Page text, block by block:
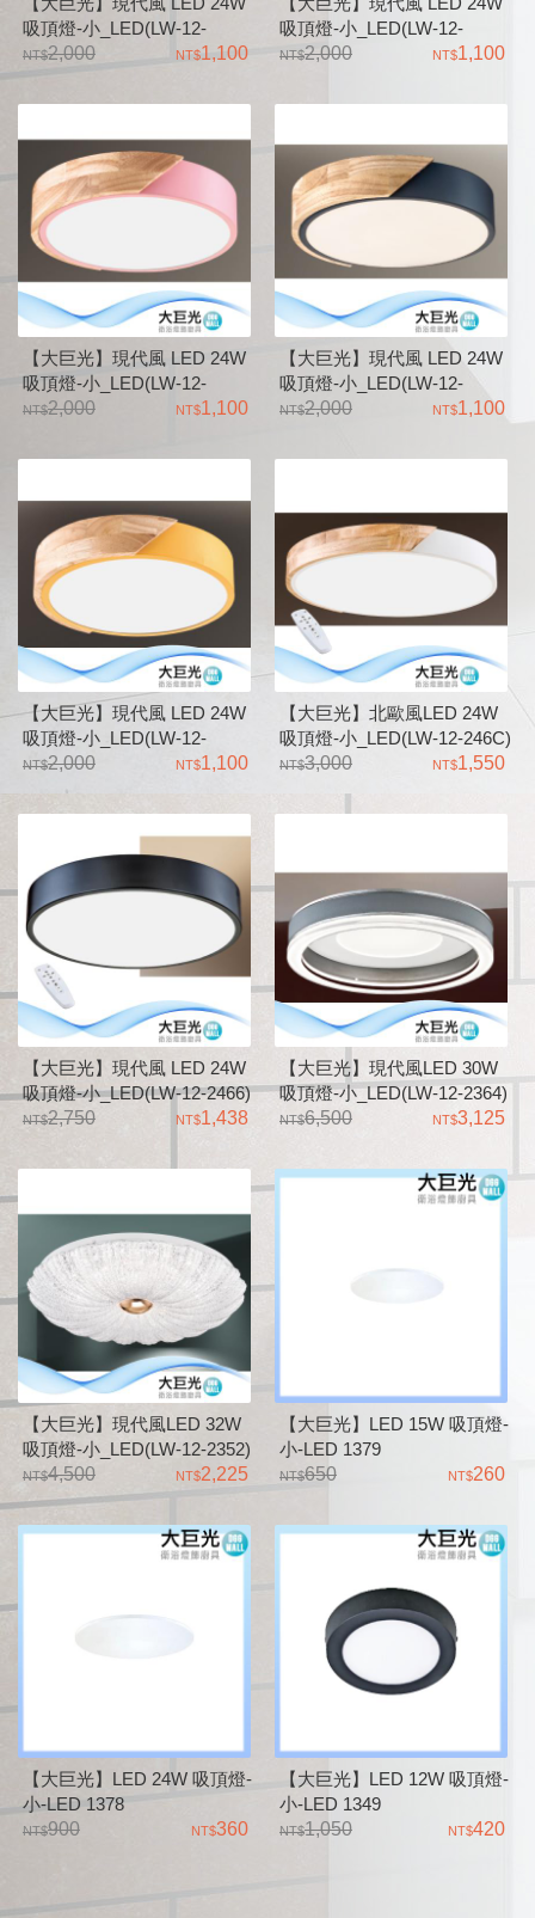
吸頂燈-小_LED(LW-12-
2515)D3943 三色變光 金屬烤
2,000 1,100
吸頂燈-小_LED(LW-12-
2514)D3941 三色變光 金屬烤
2,000 1,100
【大巨光】現代風 LED 24W
吸頂燈-小_LED(LW-12-
2513)D3942 三色變光 金屬烤
2,000 1,100
【大巨光】現代風 LED 24W
吸頂燈-小_LED(LW-12-
2512)D3945 三色變光 金屬烤
2,000 1,100
【大巨光】現代風 LED 24W
吸頂燈-小_LED(LW-12-
2511)D3944 三色變光 金屬烤
漆 實木 導光板
2,000 1,100
【大巨光】北歐風LED 24W
吸頂燈-小_LED(LW-12-246C)
三色變光 可壁切 原木
3,000 1,550
【大巨光】現代風 LED 24W
吸頂燈-小_LED(LW-12-2466)
三色變光 金屬烤漆
2,750 1,438
【大巨光】現代風LED 30W
吸頂燈-小_LED(LW-12-2364)
三色變光 全電壓 金屬烤漆 燈
6,500 3,125
【大巨光】現代風LED 32W
吸頂燈-小_LED(LW-12-2352)
4,500
2,225
【大巨光】LED 15W 吸頂燈-
小-LED 1379
650
260
【大巨光】LED 24W 吸頂燈-
小-LED 1378
900
360
【大巨光】LED 12W 吸頂燈-
小-LED 1349
1,050
420